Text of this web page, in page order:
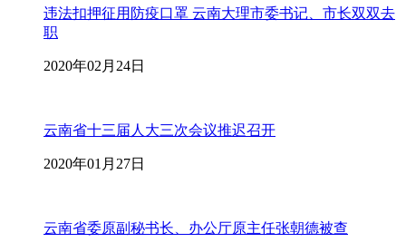
违法扣押征用防疫口罩 云南大理市委书记、市长双双去
职
2020年02月24日
云南省十三届人大三次会议推迟召开
2020年01月27日
云南省委原副秘书长、办公厅原主任张朝德被查